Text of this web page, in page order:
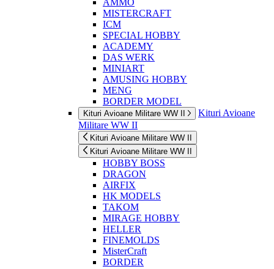
AMMO
MISTERCRAFT
ICM
SPECIAL HOBBY
ACADEMY
DAS WERK
MINIART
AMUSING HOBBY
MENG
BORDER MODEL
Kituri Avioane Militare WW II
Kituri Avioane
Militare WW II
Kituri Avioane Militare WW II
Kituri Avioane Militare WW II
HOBBY BOSS
DRAGON
AIRFIX
HK MODELS
TAKOM
MIRAGE HOBBY
HELLER
FINEMOLDS
MisterCraft
BORDER